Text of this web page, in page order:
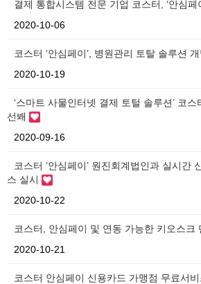
결제 통합시스템 전문 기업 코스터, ‘안심페
2020-10-06
코스터 ‘안심페이’, 병원관리 토탈 솔루션
2020-10-19
‘스마트 사물인터넷 결제 토털 솔루션’ 코
선봬
2020-09-16
코스터 ‘안심페이’ 원진회계법인과 실시간
스 실시
2020-10-22
코스터, 안심페이 및 연동 가능한 키오스크
2020-10-21
코스터 안심페이 신용카드 가맹점 무료서비